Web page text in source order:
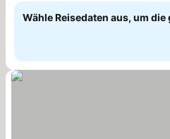
Wähle Reisedaten aus, um